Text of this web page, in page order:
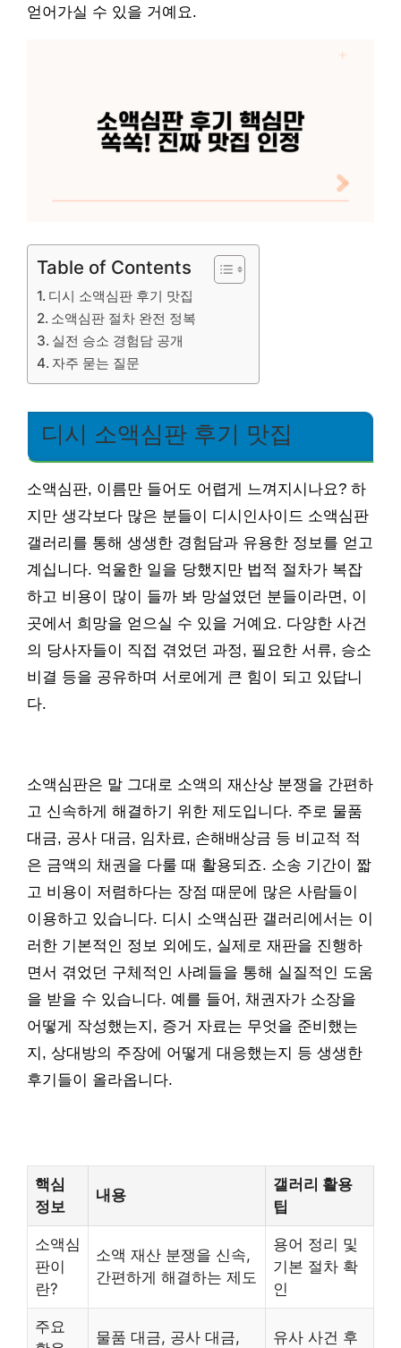
얻어가실 수 있을 거예요.
Table of Contents
디시 소액심판 후기 맛집
소액심판 절차 완전 정복
실전 승소 경험담 공개
자주 묻는 질문
디시 소액심판 후기 맛집
소액심판, 이름만 들어도 어렵게 느껴지시나요? 하
지만 생각보다 많은 분들이 디시인사이드 소액심판
갤러리를 통해 생생한 경험담과 유용한 정보를 얻고
계십니다. 억울한 일을 당했지만 법적 절차가 복잡
하고 비용이 많이 들까 봐 망설였던 분들이라면, 이
곳에서 희망을 얻으실 수 있을 거예요. 다양한 사건
의 당사자들이 직접 겪었던 과정, 필요한 서류, 승소
비결 등을 공유하며 서로에게 큰 힘이 되고 있답니
다.
소액심판은 말 그대로 소액의 재산상 분쟁을 간편하
고 신속하게 해결하기 위한 제도입니다. 주로 물품
대금, 공사 대금, 임차료, 손해배상금 등 비교적 적
은 금액의 채권을 다룰 때 활용되죠. 소송 기간이 짧
고 비용이 저렴하다는 장점 때문에 많은 사람들이
이용하고 있습니다. 디시 소액심판 갤러리에서는 이
러한 기본적인 정보 외에도, 실제로 재판을 진행하
면서 겪었던 구체적인 사례들을 통해 실질적인 도움
을 받을 수 있습니다. 예를 들어, 채권자가 소장을
어떻게 작성했는지, 증거 자료는 무엇을 준비했는
지, 상대방의 주장에 어떻게 대응했는지 등 생생한
후기들이 올라옵니다.
핵심
정보
내용
갤러리 활용
팁
소액심
판이
란?
소액 재산 분쟁을 신속,
간편하게 해결하는 제도
용어 정리 및
기본 절차 확
인
주요
물품 대금, 공사 대금,
유사 사건 후